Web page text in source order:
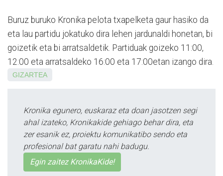
Buruz buruko Kronika pelota txapelketa gaur hasiko da
eta lau partidu jokatuko dira lehen jardunaldi honetan, bi
goizetik eta bi arratsaldetik. Partiduak goizeko 11:00,
12:00 eta arratsaldeko 16:00 eta 17:00etan izango dira.
GIZARTEA
Kronika egunero, euskaraz eta doan jasotzen segi
ahal izateko, Kronikakide gehiago behar dira, eta
zer esanik ez, proiektu komunikatibo sendo eta
profesional bat garatu nahi badugu.
Egin zaitez KronikaKide!